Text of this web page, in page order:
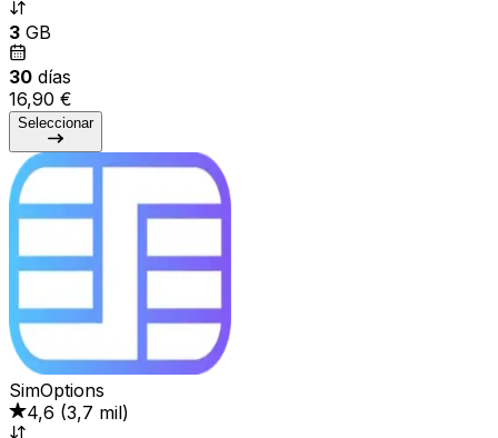
3 GB
30 días
16,90 €
Seleccionar
SimOptions
4,6 (3,7 mil)